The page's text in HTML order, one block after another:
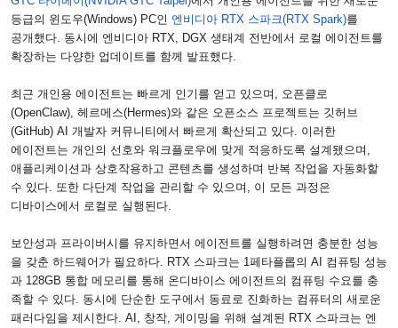
등급의 윈도우(Windows) PC인 엔비디아 RTX 스파크(RTX Spark)를
공개했다 동시에 엔비디아 RTX, DGX 생태계 전반에서 로컬 에이전트를
확장하는 다양한 업데이트를 함께 발표했다
최근 개인용 에이전트는 빠르게 인기를 얻고 있으며
오픈클로
(OpenClaw), 헤르메스(Hermes)와 같은 오픈소스 프로젝트는 깃허브
(GitHub) AI 개발자 커뮤니티에서 빠르게 확산되고 있다 이러한
에이전트는 개인의 선호와 워크플로우에 맞게 적응하도록 설계됐으며
애플리케이션과 상호작용하고 콘텐츠를 생성하며 반복 작업을 자동화할
수 있다 또한 다단계 작업을 관리할 수 있으며
이 모든 과정은
디바이스에서 로컬로 실행된다
보안성과 프라이버시를 유지하면서 에이전트를 실행하려면 충분한 성능
을 갖춘 하드웨어가 필요하다 . RTX 스파크는 1페타플롭의 AI 컴퓨팅 성능
과 128GB 통합 메모리를 통해 온디바이스 에이전트의 컴퓨팅 수요를 충
족할 수 있다 동시에 단순한 도구에서 동료로 진화하는 컴퓨터의 새로운
패러다임을 제시한다 . AI, 창작 게이밍을 위해 설계된 RTX 스파크는 엔